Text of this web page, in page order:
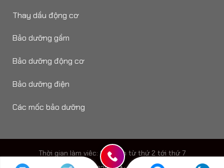
Thay dầu động cơ
Bảo dưỡng gầm
Bảo dưỡng động cơ
Bảo dưỡng điện
Các mốc bảo dưỡng
Thời gian làm viêc: 8h - 18h từ thứ 2 tới thứ 7